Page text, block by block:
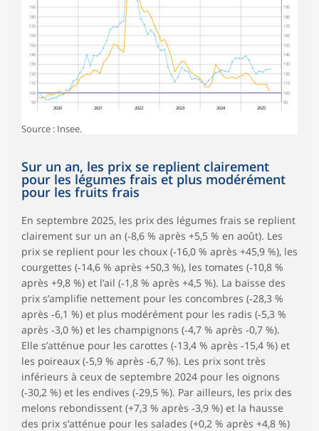
100
110
120
130
140
150
160
170
180
190
90 90
100
110
120
130
140
150
160
170
180
190
2020 2021 2022 2023 2024 2025
Source : Insee.
Sur un an, les prix se replient clairement
pour les légumes frais et plus modérément
pour les fruits frais
En septembre 2025, les prix des légumes frais se replient
clairement sur un an (‑8,6 % après +5,5 % en août). Les
prix se replient pour les choux (‑16,0 % après +45,9 %), les
courgettes (‑14,6 % après +50,3 %), les tomates (‑10,8 %
après +9,8 %) et l’ail (‑1,8 % après +4,5 %). La baisse des
prix s’amplifie nettement pour les concombres (‑28,3 %
après ‑6,1 %) et plus modérément pour les radis (‑5,3 %
après ‑3,0 %) et les champignons (‑4,7 % après ‑0,7 %).
Elle s’atténue pour les carottes (‑13,4 % après ‑15,4 %) et
les poireaux (‑5,9 % après ‑6,7 %). Les prix sont très
inférieurs à ceux de septembre 2024 pour les oignons
(‑30,2 %) et les endives (‑29,5 %). Par ailleurs, les prix des
melons rebondissent (+7,3 % après ‑3,9 %) et la hausse
des prix s’atténue pour les salades (+0,2 % après +4,8 %)